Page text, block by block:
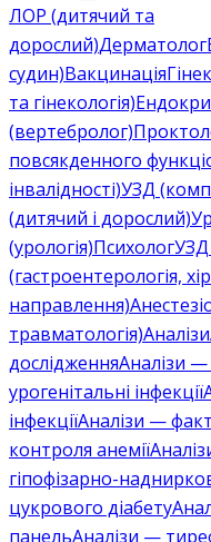
ЛОР (дитячий та
дорослий)Дерматолог
судин)Вакцинація
та гінекологія)
(вертебролог)
повсякденного
інвалідності)УЗД
(дитячий і дорослий)
(урологія)ПсихологУЗД
(гастроентерологія,
направлення)
травматологія)Аналізи
дослідженняАналізи —
урогенітальні інфекції
інфекціїАналізи —
контроля анемії
гіпофізарно-
цукрового діабету
панельАналізи —